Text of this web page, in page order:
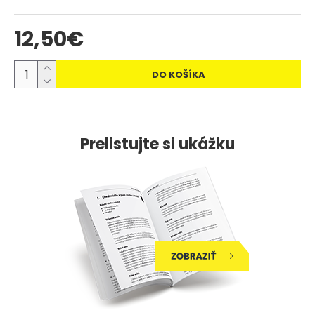
12,50€
DO KOŠÍKA
Prelistujte si ukážku